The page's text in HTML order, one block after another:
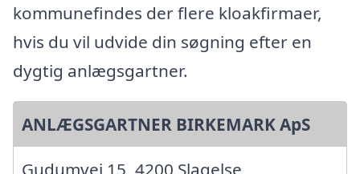
kommunefindes der flere kloakfirmaer,
hvis du vil udvide din søgning efter en
dygtig anlægsgartner.
ANLÆGSGARTNER BIRKEMARK ApS
Gudumvej 15, 4200 Slagelse